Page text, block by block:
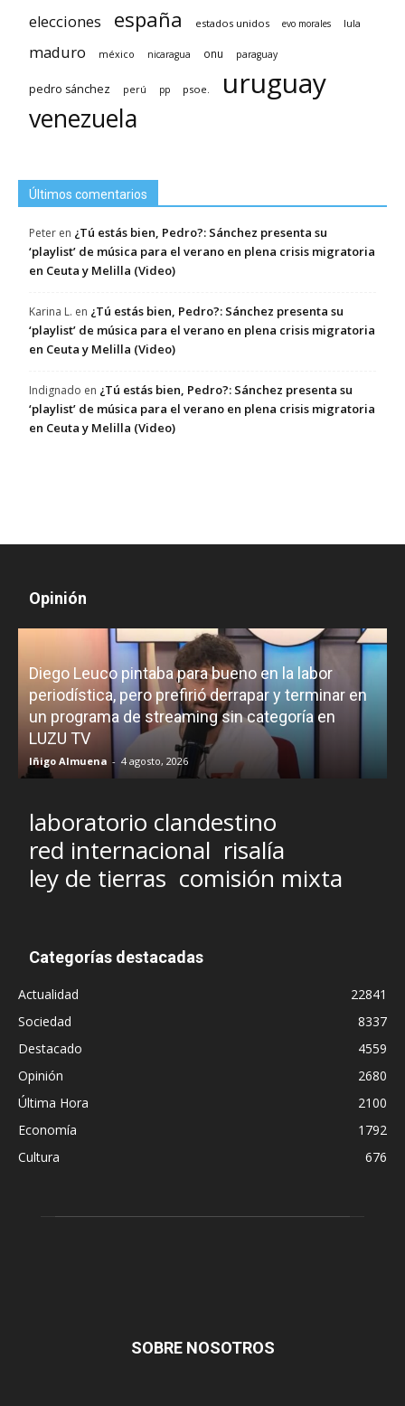
elecciones españa estados unidos evo morales lula
maduro méxico nicaragua onu paraguay
pedro sánchez perú pp psoe. uruguay
venezuela
Últimos comentarios
Peter en ¿Tú estás bien, Pedro?: Sánchez presenta su
‘playlist’ de música para el verano en plena crisis migratoria
en Ceuta y Melilla (Video)
Karina L. en ¿Tú estás bien, Pedro?: Sánchez presenta su
‘playlist’ de música para el verano en plena crisis migratoria
en Ceuta y Melilla (Video)
Indignado en ¿Tú estás bien, Pedro?: Sánchez presenta su
‘playlist’ de música para el verano en plena crisis migratoria
en Ceuta y Melilla (Video)
Opinión
Diego Leuco pintaba para bueno en la labor
periodística, pero prefirió derrapar y terminar en
un programa de streaming sin categoría en
LUZU TV
Iñigo Almuena - 4 agosto, 2026
laboratorio clandestino
red internacional risalía
ley de tierras comisión mixta
Categorías destacadas
Actualidad
22841
Sociedad
8337
Destacado
4559
Opinión
2680
Última Hora
2100
Economía
1792
Cultura
676
SOBRE NOSOTROS